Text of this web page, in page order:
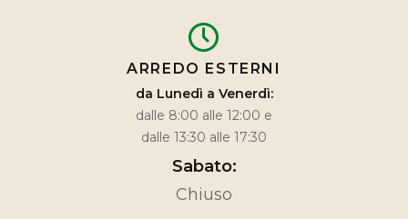
ARREDO ESTERNI
da Lunedì a Venerdì:
dalle 8:00 alle 12:00 e
dalle 13:30 alle 17:30
Sabato:
Chiuso